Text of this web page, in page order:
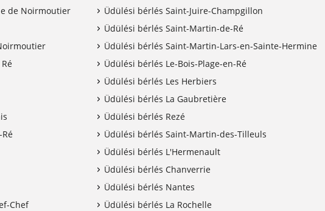
de Noirmoutier
Üdülési bérlés Saint-Juire-Champgillon
Üdülési bérlés Saint-Martin-de-Ré
Üdülési bérlés Saint-Martin-Lars-en-Sainte-Hermine
Üdülési bérlés Le-Bois-Plage-en-Ré
Üdülési bérlés Les Herbiers
Üdülési bérlés La Gaubretière
Üdülési bérlés Rezé
Üdülési bérlés Saint-Martin-des-Tilleuls
Üdülési bérlés L'Hermenault
Üdülési bérlés Chanverrie
Üdülési bérlés Nantes
Chef
Üdülési bérlés La Rochelle